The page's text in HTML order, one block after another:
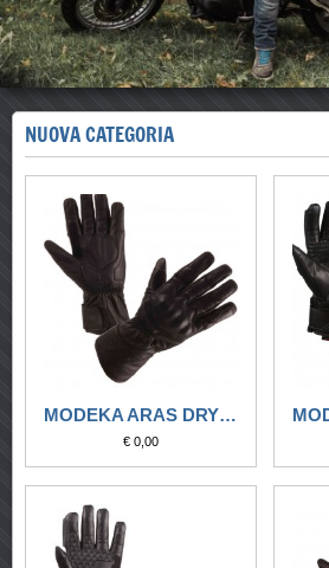
NUOVA CATEGORIA
MODEKA ARAS DRY NERO
€ 0,00